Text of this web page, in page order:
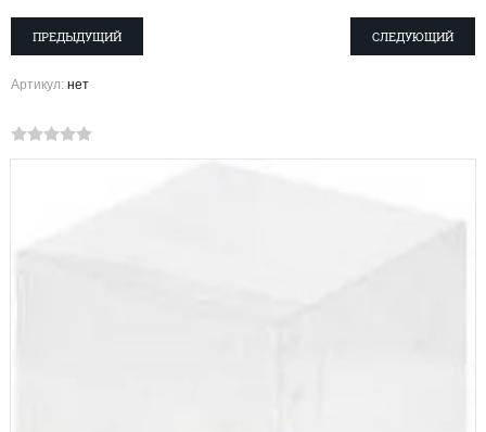
ПРЕДЫДУЩИЙ СЛЕДУЮЩИЙ
Артикул: нет